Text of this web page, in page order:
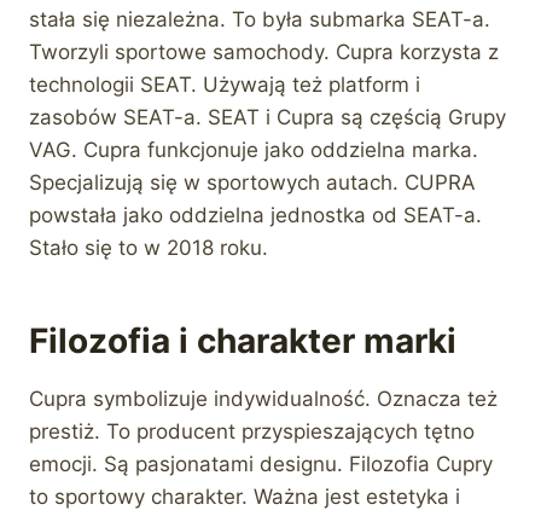
stała się niezależna. To była submarka SEAT-a.
Tworzyli sportowe samochody. Cupra korzysta z
technologii SEAT. Używają też platform i
zasobów SEAT-a. SEAT i Cupra są częścią Grupy
VAG. Cupra funkcjonuje jako oddzielna marka.
Specjalizują się w sportowych autach. CUPRA
powstała jako oddzielna jednostka od SEAT-a.
Stało się to w 2018 roku.
Filozofia i charakter marki
Cupra symbolizuje indywidualność. Oznacza też
prestiż. To producent przyspieszających tętno
emocji. Są pasjonatami designu. Filozofia Cupry
to sportowy charakter. Ważna jest estetyka i